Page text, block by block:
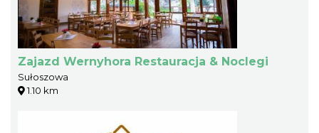
Zajazd Wernyhora Restauracja & Noclegi
Sułoszowa
1.10 km